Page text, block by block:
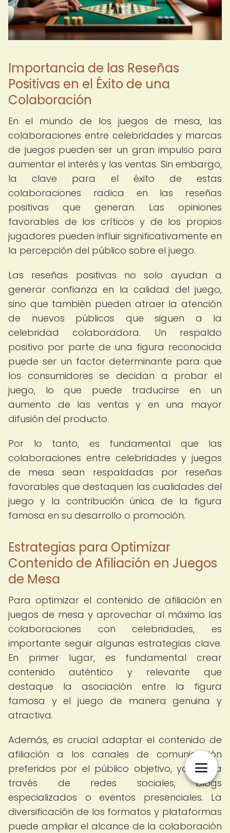
Importancia de las Reseñas
Positivas en el Éxito de una
Colaboración
En el mundo de los juegos de mesa, las
colaboraciones entre celebridades y marcas
de juegos pueden ser un gran impulso para
aumentar el interés y las ventas. Sin embargo,
la clave para el éxito de estas
colaboraciones radica en las reseñas
positivas que generan. Las opiniones
favorables de los críticos y de los propios
jugadores pueden influir significativamente en
la percepción del público sobre el juego.
Las reseñas positivas no solo ayudan a
generar confianza en la calidad del juego,
sino que también pueden atraer la atención
de nuevos públicos que siguen a la
celebridad colaboradora. Un respaldo
positivo por parte de una figura reconocida
puede ser un factor determinante para que
los consumidores se decidan a probar el
juego, lo que puede traducirse en un
aumento de las ventas y en una mayor
difusión del producto.
Por lo tanto, es fundamental que las
colaboraciones entre celebridades y juegos
de mesa sean respaldadas por reseñas
favorables que destaquen las cualidades del
juego y la contribución única de la figura
famosa en su desarrollo o promoción.
Estrategias para Optimizar
Contenido de Afiliación en Juegos
de Mesa
Para optimizar el contenido de afiliación en
juegos de mesa y aprovechar al máximo las
colaboraciones con celebridades, es
importante seguir algunas estrategias clave.
En primer lugar, es fundamental crear
contenido auténtico y relevante que
destaque la asociación entre la figura
famosa y el juego de manera genuina y
atractiva.
Además, es crucial adaptar el contenido de
afiliación a los canales de comunicación
preferidos por el público objetivo, ya sea a
través de redes sociales, blogs
especializados o eventos presenciales. La
diversificación de los formatos y plataformas
puede ampliar el alcance de la colaboración